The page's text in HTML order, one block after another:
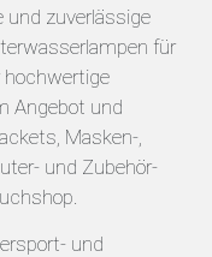
und zuverlässige
für
hochwertige
Angebot und
Masken-,
und Zubehör-
und